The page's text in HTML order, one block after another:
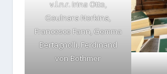
v.l.n.r. Irina Otto,
Goulnara Norkina,
Francesco Fann, Gemma
Bertagnolli, Ferdinand
von Bothmer